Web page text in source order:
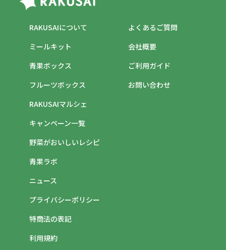
RAKUSAIについて
ミールキット
青果ボックス
フルーツボックス
RAKUSAIマルシェ
キャンペーン一覧
野菜がおいしいレシピ
青果ラボ
ニュース
プライバシーポリシー
特商法の表記
利用規約
よくあるご質問
ご利用ガイド
会社概要
お問い合わせ